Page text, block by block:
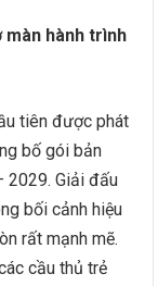
màn hành trình
tiên được phát
bố gói bản
2029. Giải đấu
bối cảnh hiệu
rất mạnh mẽ.
cầu thủ trẻ